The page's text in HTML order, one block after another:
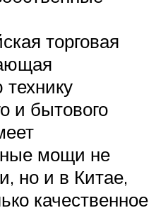
торговая
и бытового
мощи не
но и в Китае,
качественное